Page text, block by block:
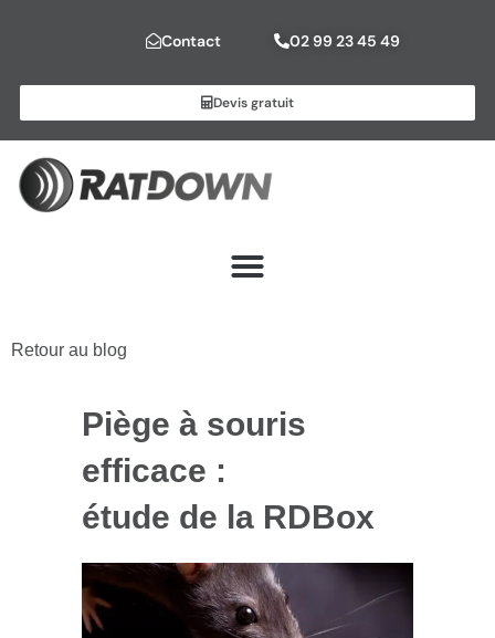
Contact 02 99 23 45 49
Devis gratuit
Retour au blog
Piège à souris
efficace :
étude de la RDBox